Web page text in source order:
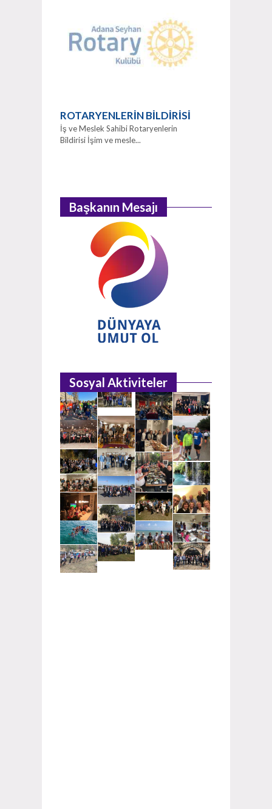
ROTARYENLERİN BİLDİRİSİ
İş ve Meslek Sahibi Rotaryenlerin
Bildirisi İşim ve mesle...
Başkanın Mesajı
Sosyal Aktiviteler